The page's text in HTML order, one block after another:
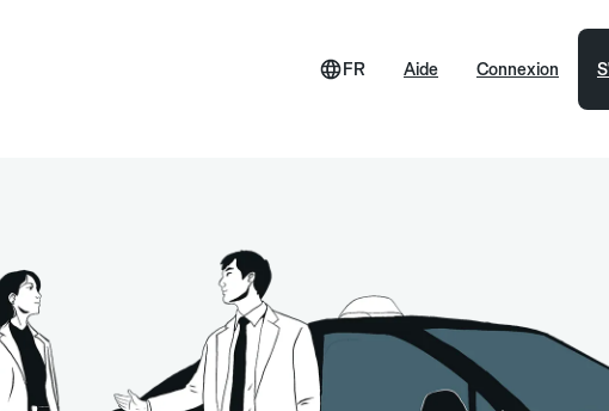
Aide
FR Connexion